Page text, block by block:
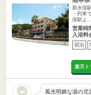
新水俣
・列車
俣駅よ…
営業時
入浴料
宿泊
楽天ト
風光明媚な湯の児